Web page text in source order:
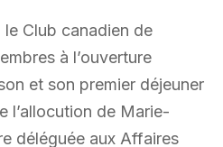
Club canadien de
à l’ouverture
et son premier déjeuner
l’allocution de Marie-
déléguée aux Affaires